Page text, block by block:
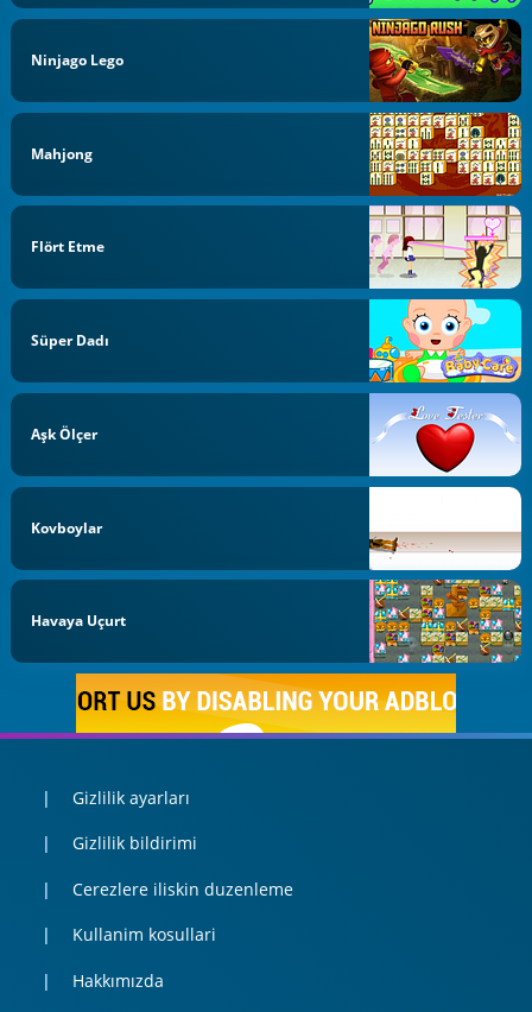
Ninjago Lego
Mahjong
Flört Etme
Süper Dadı
Aşk Ölçer
Kovboylar
Havaya Uçurt
Gizlilik ayarları
Gizlilik bildirimi
Cerezlere iliskin duzenleme
Kullanim kosullari
Hakkımızda